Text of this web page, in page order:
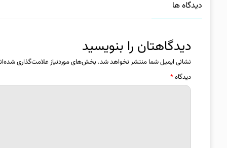
دیدگاه ها
دیدگاهتان را بنویسید
نشانی ایمیل شما منتشر نخواهد شد. بخش‌های موردنیاز علامت‌گذاری
دیدگاه*